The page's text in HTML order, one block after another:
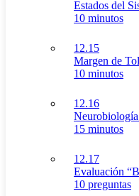
Estados del
10 minutos
12.15
Margen de
10 minutos
12.16
15 minutos
12.17
Evaluación
10 preguntas